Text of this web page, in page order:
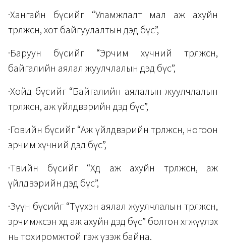
·Хангайн бүсийг “Уламжлалт мал аж ахуйн
төрөлжсөн, хот байгуулалтын дэд бүс”,
·Баруун бүсийг “Эрчим хүчний төрөлжсөн,
байгалийн аялал жуулчлалын дэд бүс”,
·Хойд бүсийг “Байгалийн аялалын жуулчлалын
төрөлжсөн, аж үйлдвэрийн дэд бүс”,
·Говийн бүсийг “Аж үйлдвэрийн төрөлжсөн, ногоон
эрчим хүчний дэд бүс”,
·Төвийн бүсийг “Хөдөө аж ахуйн төрөлжсөн, аж
үйлдвэрийн дэд бүс”,
·Зүүн бүсийг “Түүхэн аялал жуулчлалын төрөлжсөн,
эрчимжсэн хөдөө аж ахуйн дэд бүс” болгон хөгжүүлэх
нь тохиромжтой гэж үзэж байна.